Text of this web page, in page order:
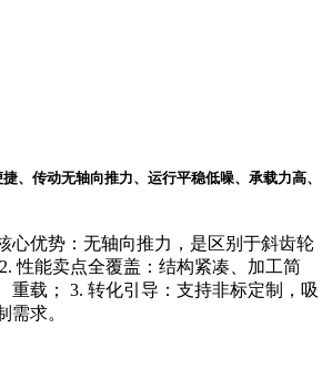
、传动无轴向推力、运行平稳低噪、承载力高、
心优势：无轴向推力，是区别于斜齿轮
性能卖点全覆盖：结构紧凑、加工简
重载； 3. 转化引导：支持非标定制，吸
需求。